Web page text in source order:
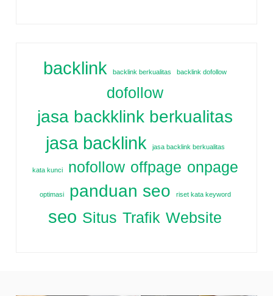
backlink backlink berkualitas backlink dofollow
dofollow
jasa backklink berkualitas
jasa backlink jasa backlink berkualitas
kata kunci nofollow offpage onpage
optimasi panduan seo riset kata keyword
seo Situs Trafik Website